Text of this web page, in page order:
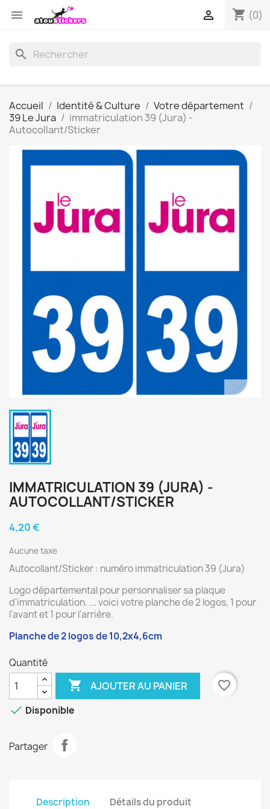
 shopping_cart (0)

search
Accueil Identité & Culture
Votre département
39 Le Jura
immatriculation 39 (Jura) -
Autocollant/Sticker
IMMATRICULATION 39 (JURA) -
AUTOCOLLANT/STICKER
4,20 €
Aucune taxe
Autocollant/Sticker : numéro immatriculation 39 (Jura)
Logo départemental pour personnaliser sa plaque
d'immatriculation. ... voici votre planche de 2 logos, 1 pour
l'avant et 1 pour l'arrière.
Planche de 2 logos de 10,2x4,6cm
Quantité
 AJOUTER AU PANIER
favorite_border
 Disponible
Partager
Description Détails du produit